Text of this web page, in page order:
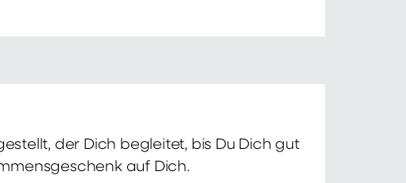
der Dich begleitet, bis Du Dich gut
auf Dich.